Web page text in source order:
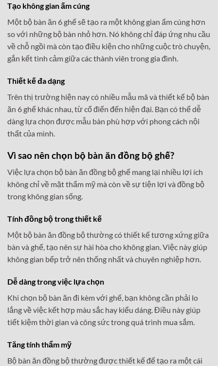
Tạo không gian ấm cúng
Một bộ bàn ăn 6 ghế sẽ tạo ra một không gian ấm cúng hơn
so với những bộ bàn nhỏ hơn. Nó không chỉ đáp ứng nhu cầu
về chỗ ngồi mà còn tạo điều kiện cho những cuộc trò chuyện,
gắn kết tình cảm giữa các thành viên trong gia đình.
Thiết kế đa dạng
Trên thị trường hiện nay có nhiều mẫu mã và thiết kế bộ bàn
ăn 6 ghế khác nhau, từ cổ điển đến hiện đại. Bạn có thể dễ
dàng lựa chọn được mẫu bàn phù hợp với phong cách nội
thất của mình.
Vì sao nên chọn bộ bàn ăn đồng bộ ghế?
Việc lựa chọn bộ bàn ăn đồng bộ ghế mang lại nhiều lợi ích
không chỉ về mặt thẩm mỹ mà còn về sự tiện lợi và đồng bộ
trong không gian sống.
Tính đồng bộ trong thiết kế
Một bộ bàn ăn đồng bộ thường có thiết kế tương xứng giữa
bàn và ghế, tạo nên sự hài hòa cho không gian. Việc này giúp
không gian bếp trở nên thống nhất và chuyên nghiệp hơn.
Dễ dàng trong việc lựa chọn
Khi chọn bộ bàn ăn đi kèm với ghế, bạn không cần phải lo
lắng về việc kết hợp màu sắc hay kiểu dáng. Điều này giúp
tiết kiệm thời gian và công sức trong quá trình mua sắm.
Tăng tính thẩm mỹ
Bộ bàn ăn đồng bộ thường được thiết kế để tạo ra một cái